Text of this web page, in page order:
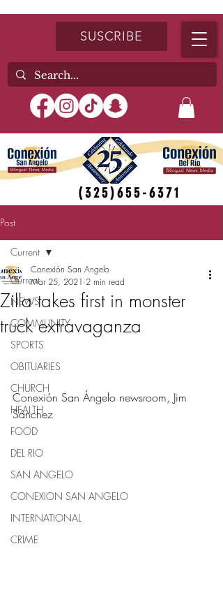
SUSCRIBE
(325)655-6371
Post
Current
NEWS
COMMUNITY
SPORTS
OBITUARIES
CHURCH
HEALTH
FOOD
DEL RIO
SAN ANGELO
CONEXION SAN ANGELO
INTERNATIONAL
CRIME
Current
Zilla takes first in monster
truck extravaganza
Conexión San Angelo
Mar 25, 2021 2 min read
Conexión San Ángelo newsroom, Jim
Sánchez